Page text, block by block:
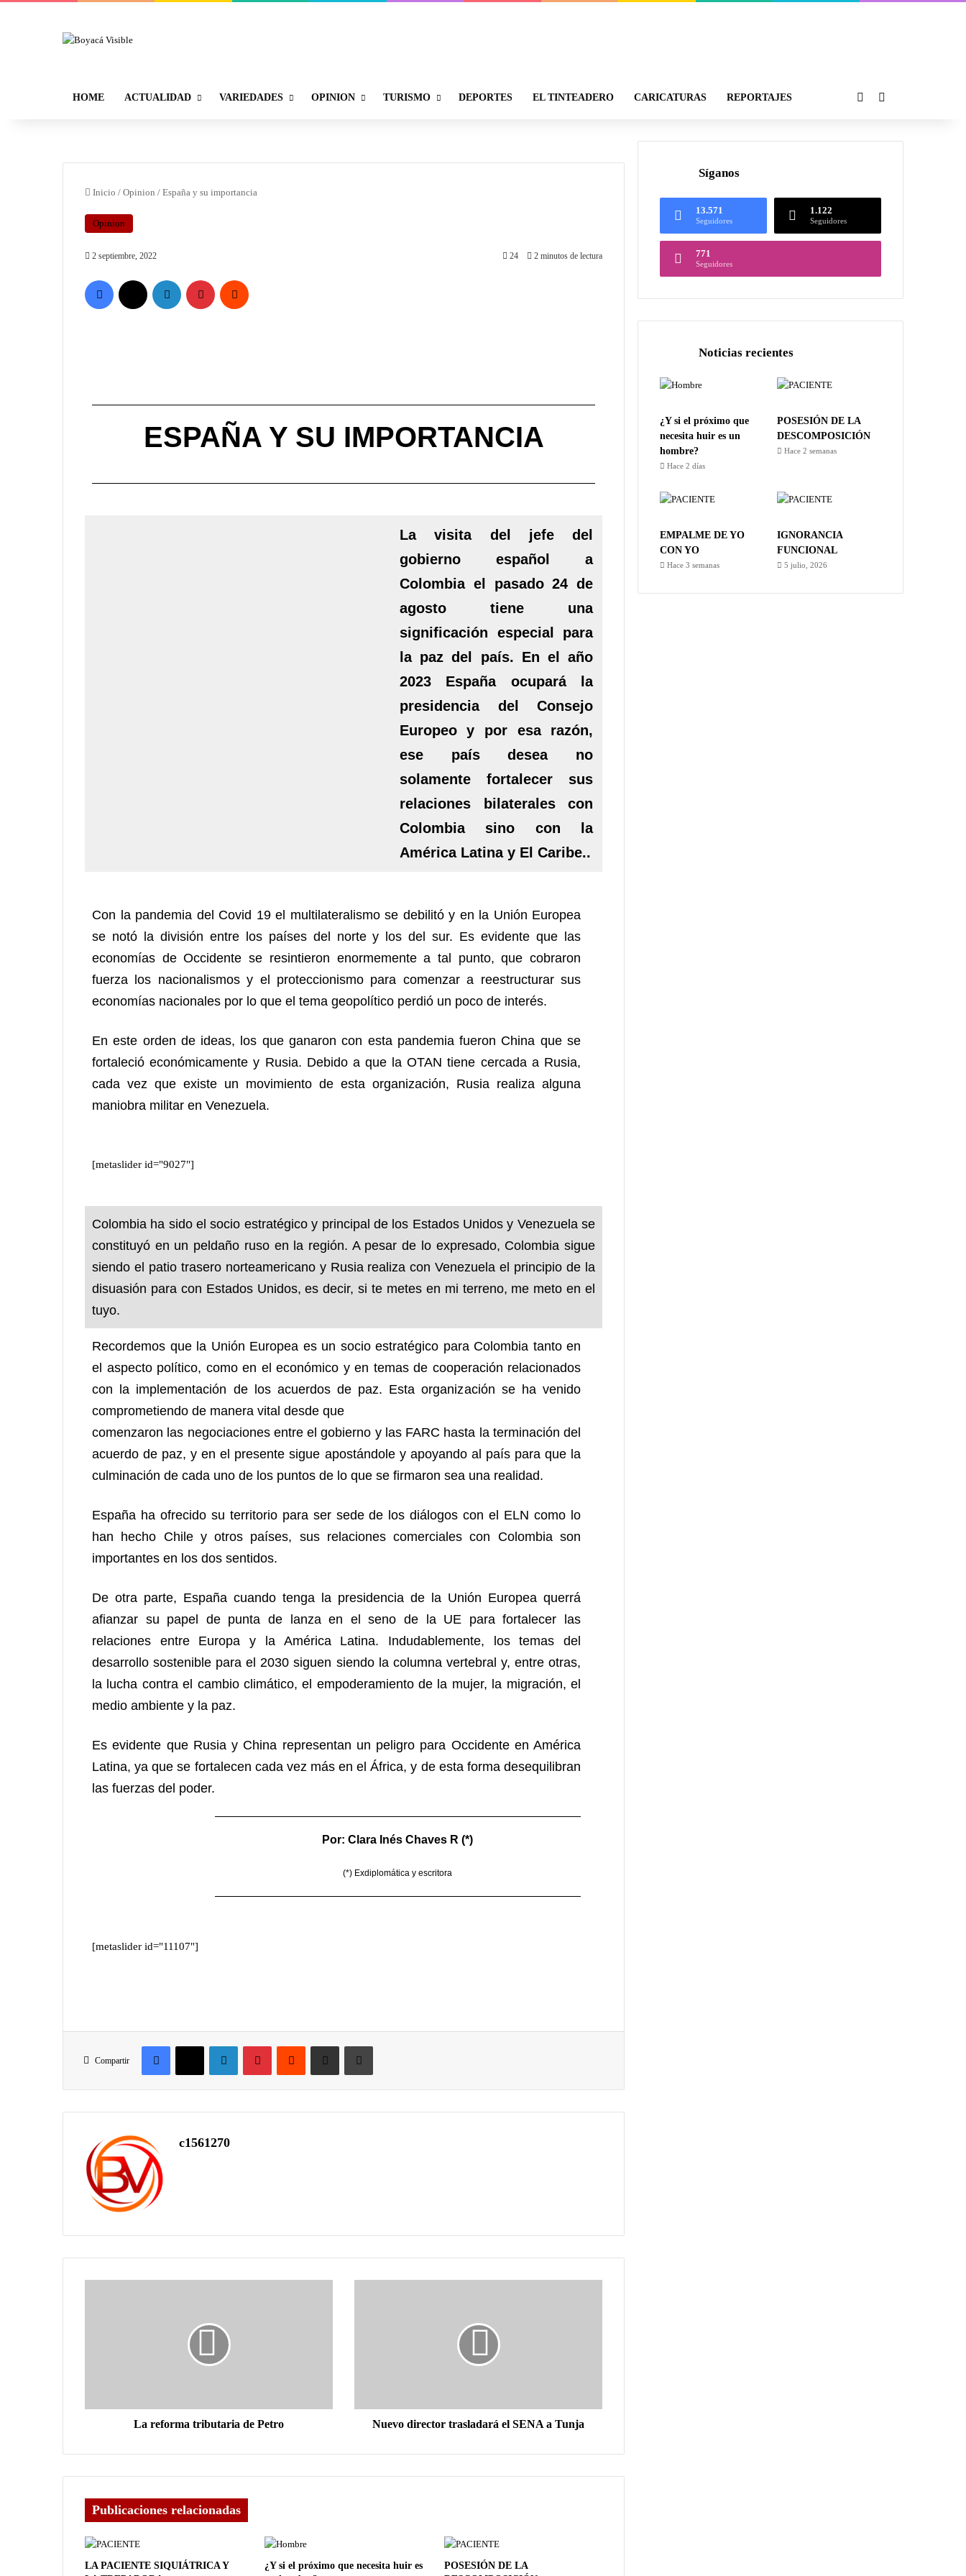
HOME ACTUALIDAD VARIEDADES OPINION TURISMO DEPORTES EL TINTEADERO CARICATURAS REPORTAJES
Inicio / Opinion / España y su importancia
Opinion
2 septiembre, 2022 24 2 minutos de lectura
ESPAÑA Y SU IMPORTANCIA
La visita del jefe del
gobierno español a
Colombia el pasado 24 de
agosto tiene una
significación especial para
la paz del país. En el año
2023 España ocupará la
presidencia del Consejo
Europeo y por esa razón,
ese país desea no
solamente fortalecer sus
relaciones bilaterales con
Colombia sino con la
América Latina y El Caribe..
Con la pandemia del Covid 19 el multilateralismo se debilitó y en la Unión Europea
se notó la división entre los países del norte y los del sur. Es evidente que las
economías de Occidente se resintieron enormemente a tal punto, que cobraron
fuerza los nacionalismos y el proteccionismo para comenzar a reestructurar sus
economías nacionales por lo que el tema geopolítico perdió un poco de interés.
En este orden de ideas, los que ganaron con esta pandemia fueron China que se
fortaleció económicamente y Rusia. Debido a que la OTAN tiene cercada a Rusia,
cada vez que existe un movimiento de esta organización, Rusia realiza alguna
maniobra militar en Venezuela.
[metaslider id="9027"]
Colombia ha sido el socio estratégico y principal de los Estados Unidos y Venezuela se
constituyó en un peldaño ruso en la región. A pesar de lo expresado, Colombia sigue
siendo el patio trasero norteamericano y Rusia realiza con Venezuela el principio de la
disuasión para con Estados Unidos, es decir, si te metes en mi terreno, me meto en el
tuyo.
Recordemos que la Unión Europea es un socio estratégico para Colombia tanto en
el aspecto político, como en el económico y en temas de cooperación relacionados
con la implementación de los acuerdos de paz. Esta organización se ha venido
comprometiendo de manera vital desde que
comenzaron las negociaciones entre el gobierno y las FARC hasta la terminación del
acuerdo de paz, y en el presente sigue apostándole y apoyando al país para que la
culminación de cada uno de los puntos de lo que se firmaron sea una realidad.
España ha ofrecido su territorio para ser sede de los diálogos con el ELN como lo
han hecho Chile y otros países, sus relaciones comerciales con Colombia son
importantes en los dos sentidos.
De otra parte, España cuando tenga la presidencia de la Unión Europea querrá
afianzar su papel de punta de lanza en el seno de la UE para fortalecer las
relaciones entre Europa y la América Latina. Indudablemente, los temas del
desarrollo sostenible para el 2030 siguen siendo la columna vertebral y, entre otras,
la lucha contra el cambio climático, el empoderamiento de la mujer, la migración, el
medio ambiente y la paz.
Es evidente que Rusia y China representan un peligro para Occidente en América
Latina, ya que se fortalecen cada vez más en el África, y de esta forma desequilibran
las fuerzas del poder.
Por: Clara Inés Chaves R (*)
(*) Exdiplomática y escritora
[metaslider id="11107"]
Compartir
c1561270
La reforma tributaria de Petro Nuevo director trasladará el SENA a Tunja
Publicaciones relacionadas
LA PACIENTE SIQUIÁTRICA Y
¿Y si el próximo que necesita huir es
POSESIÓN DE LA
Síganos
13.571
Seguidores
1.122
Seguidores
771
Seguidores
Noticias recientes
¿Y si el próximo que
necesita huir es un
hombre?
Hace 2 días
POSESIÓN DE LA
DESCOMPOSICIÓN
Hace 2 semanas
EMPALME DE YO
CON YO
Hace 3 semanas
IGNORANCIA
FUNCIONAL
5 julio, 2026